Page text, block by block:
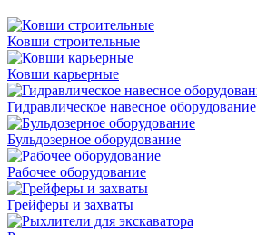
Ковши строительные
Ковши карьерные
Гидравлическое навесное оборудование
Бульдозерное оборудование
Рабочее оборудование
Грейферы и захваты